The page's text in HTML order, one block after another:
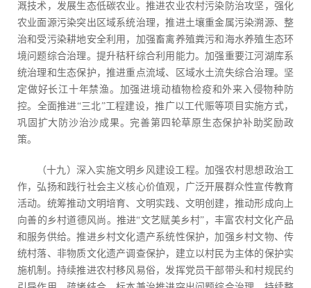
溉技术，发展生态低碳农业。推进农业农村污染防治攻坚，强化
农业面源污染突出区域系统治理，推进土壤重金属污染溯源、整
治和受污染耕地安全利用，加强畜禽养殖粪污和海水养殖生态环
境问题综合治理。提升秸秆综合利用能力。加强重要江河湖库系
统治理和生态保护，推进重点流域、区域水土流失综合治理。坚
定做好长江十年禁渔。加强进境动植物检疫和外来入侵物种防
控。全面推进“三北”工程建设，推广以工代赈等项目实施方式，
巩固扩大防沙治沙成果。完善第四轮草原生态保护补助奖励政
策。
（十九）深入实施文明乡风建设工程。加强农村思想政治工
作，弘扬和践行社会主义核心价值观，广泛开展群众性宣传教育
活动。统筹推动文明培育、文明实践、文明创建，推动形成向上
向善的乡村道德风尚。推进“文艺赋美乡村”，丰富农村文化产品
和服务供给。推进乡村文化遗产系统性保护，加强乡村文物、传
统村落、非物质文化遗产调查保护，建立以村民为主体的保护实
施机制。持续推进农村移风易俗，发挥党员干部带头和村规民约